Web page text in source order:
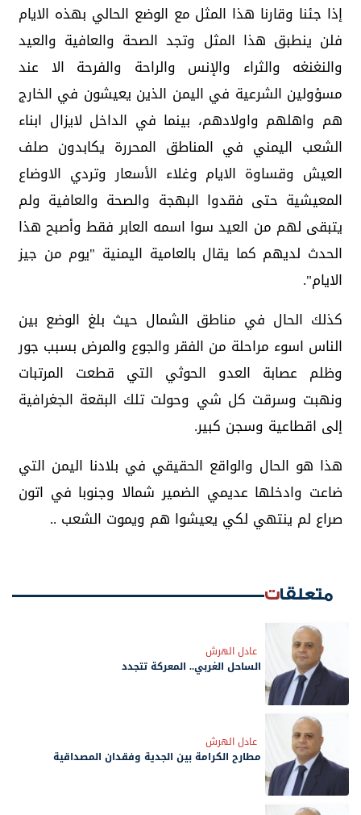
إذا جئنا وقارنا هذا المثل مع الوضع الحالي بهذه الايام
فلن ينطبق هذا المثل وتجد الصحة والعافية والعيد
والنغنغه والثراء والإنس والراحة والفرحة الا عند
مسؤولين الشرعية في اليمن الذين يعيشون في الخارج
هم واهلهم واولادهم، بينما في الداخل لايزال ابناء
الشعب اليمني في المناطق المحررة يكابدون صلف
العيش وقساوة الايام وغلاء الأسعار وتردي الاوضاع
المعيشية حتى فقدوا البهجة والصحة والعافية ولم
يتبقى لهم من العيد سوا اسمه العابر فقط وأصبح هذا
الحدث لديهم كما يقال بالعامية اليمنية "يوم من جيز
الايام".
كذلك الحال في مناطق الشمال حيث بلغ الوضع بين
الناس اسوء مراحلة من الفقر والجوع والمرض بسبب جور
وظلم عصابة العدو الحوثي التي قطعت المرتبات
ونهبت وسرقت كل شي وحولت تلك البقعة الجغرافية
إلى اقطاعية وسجن كبير.
هذا هو الحال والواقع الحقيقي في بلادنا اليمن التي
ضاعت وادخلها عديمي الضمير شمالا وجنوبا في اتون
صراع لم ينتهي لكي يعيشوا هم ويموت الشعب ..
متعلقات
عادل الهرش
الساحل الغربي.. المعركة تتجدد
عادل الهرش
مطارح الكرامة بين الجدية وفقدان المصداقية